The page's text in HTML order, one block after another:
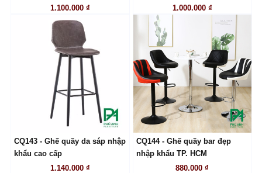
1.100.000 ₫
1.000.000 ₫
LIÊN HỆ
CQ143 - Ghế quầy da sáp nhập
khẩu cao cấp
1.140.000 ₫
LIÊN HỆ
CQ144 - Ghế quầy bar đẹp
nhập khẩu TP. HCM
880.000 ₫